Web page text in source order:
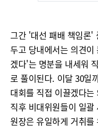
그간 '대선 패배 책임론'
두고 당내에서는 의견
겠다'는 명분을 내세워
로 풀이된다. 이달 30일
대회를 직접 이끌겠다
직후 비대위원들이 일
원장은 유일하게 거취를